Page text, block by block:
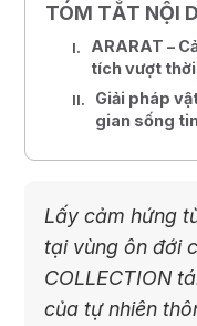
TÓM TẮT NỘI
ARARAT –
tích vượt
Giải pháp
gian sống
Lấy cảm hứng
tại vùng ôn đới
COLLECTION
của tự nhiên